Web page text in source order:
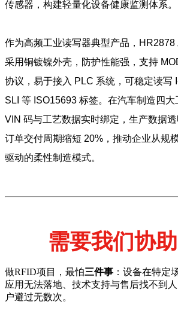
传感器，构建轻量化设备健康监测体系。
作为高频工业读写器典型产品，HR2878
采用铜镀镍外壳，防护性能强，支持
协议，易于接入 PLC 系统，可稳定读写
SLI 等 ISO15693 标签。在汽车制造四
VIN 码与工艺数据实时绑定，生产数据透
订单交付周期缩短 20%，推动企业从规
驱动的柔性制造模式。
需要我们协
做RFID项目，最怕三件事 ：设备在特定
应用无法落地、技术支持与售后找不到
户避过无数次。